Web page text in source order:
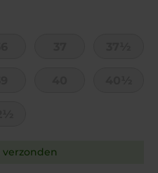
verzonden